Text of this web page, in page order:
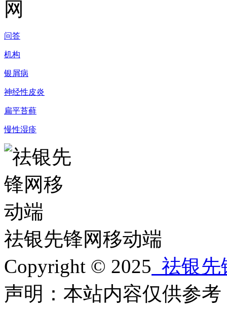
问答
机构
银屑病
神经性皮炎
扁平苔藓
慢性湿疹
祛银先锋网移动端
Copyright © 2025 祛银先
声明：本站内容仅供参